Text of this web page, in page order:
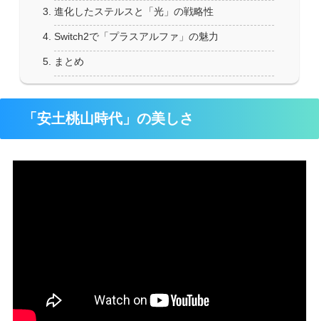
進化したステルスと「光」の戦略性
Switch2で「プラスアルファ」の魅力
まとめ
「安土桃山時代」の美しさ